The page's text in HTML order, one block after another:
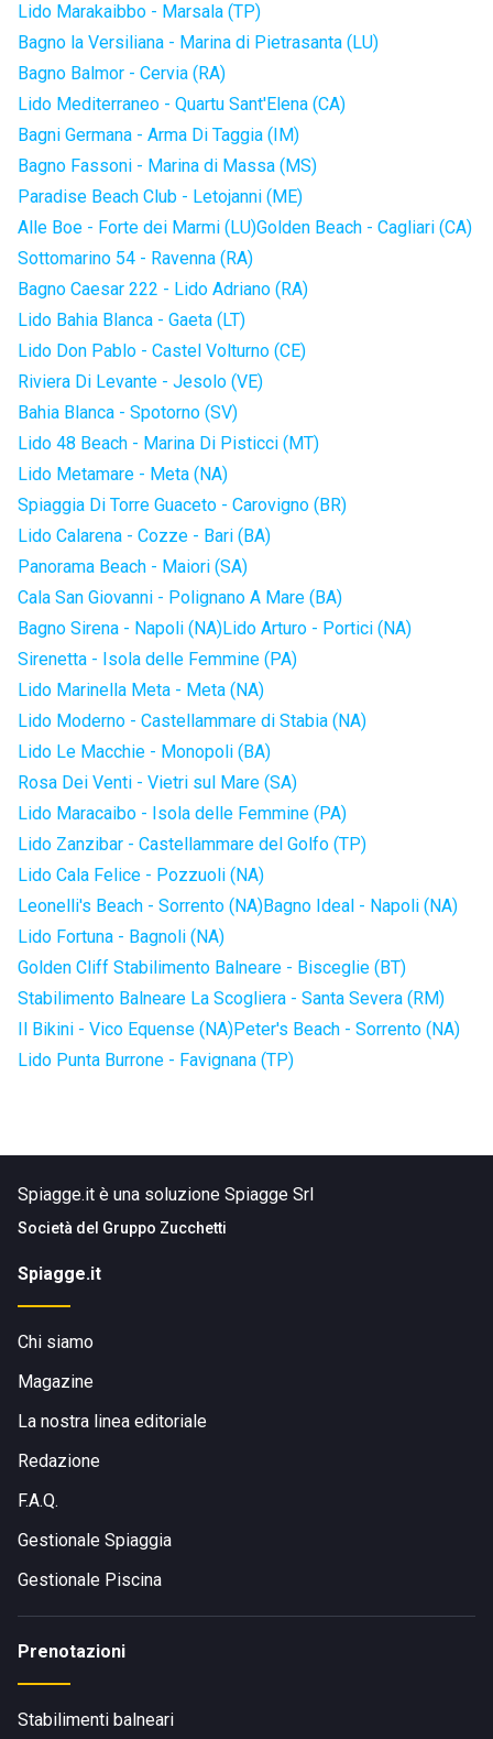
Lido Marakaibbo - Marsala (TP)
Bagno la Versiliana - Marina di Pietrasanta (LU)
Bagno Balmor - Cervia (RA)
Lido Mediterraneo - Quartu Sant'Elena (CA)
Bagni Germana - Arma Di Taggia (IM)
Bagno Fassoni - Marina di Massa (MS)
Paradise Beach Club - Letojanni (ME)
Alle Boe - Forte dei Marmi (LU)Golden Beach - Cagliari (CA)
Sottomarino 54 - Ravenna (RA)
Bagno Caesar 222 - Lido Adriano (RA)
Lido Bahia Blanca - Gaeta (LT)
Lido Don Pablo - Castel Volturno (CE)
Riviera Di Levante - Jesolo (VE)
Bahia Blanca - Spotorno (SV)
Lido 48 Beach - Marina Di Pisticci (MT)
Lido Metamare - Meta (NA)
Spiaggia Di Torre Guaceto - Carovigno (BR)
Lido Calarena - Cozze - Bari (BA)
Panorama Beach - Maiori (SA)
Cala San Giovanni - Polignano A Mare (BA)
Bagno Sirena - Napoli (NA)Lido Arturo - Portici (NA)
Sirenetta - Isola delle Femmine (PA)
Lido Marinella Meta - Meta (NA)
Lido Moderno - Castellammare di Stabia (NA)
Lido Le Macchie - Monopoli (BA)
Rosa Dei Venti - Vietri sul Mare (SA)
Lido Maracaibo - Isola delle Femmine (PA)
Lido Zanzibar - Castellammare del Golfo (TP)
Lido Cala Felice - Pozzuoli (NA)
Leonelli's Beach - Sorrento (NA)Bagno Ideal - Napoli (NA)
Lido Fortuna - Bagnoli (NA)
Golden Cliff Stabilimento Balneare - Bisceglie (BT)
Stabilimento Balneare La Scogliera - Santa Severa (RM)
Il Bikini - Vico Equense (NA)Peter's Beach - Sorrento (NA)
Lido Punta Burrone - Favignana (TP)
Spiagge.it è una soluzione Spiagge Srl
Società del Gruppo Zucchetti
Spiagge.it
Chi siamo
Magazine
La nostra linea editoriale
Redazione
F.A.Q.
Gestionale Spiaggia
Gestionale Piscina
Prenotazioni
Stabilimenti balneari